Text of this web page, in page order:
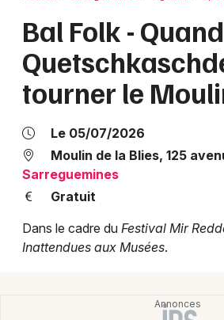
Grands événements
Activité & Expérience
Manifestations
Spectacles
Bordeaux
Colmar
Lille
Marseille
Montpellier
Nantes
Bal Folk -
tourner le
Le 05/07/2026
Moulin de la Blies, 125
Sarreguemines
Gratuit
Dans le cadre du Festival Mir
Inattendues aux Musées.
Partout
Près de moi Changer de
Quand ?
Aujourd'hui
Demain Ce week-end